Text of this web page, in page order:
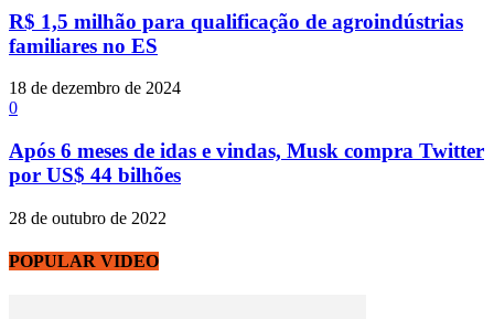
R$ 1,5 milhão para qualificação de agroindústrias
familiares no ES
18 de dezembro de 2024
0
Após 6 meses de idas e vindas, Musk compra Twitter
por US$ 44 bilhões
28 de outubro de 2022
POPULAR VIDEO